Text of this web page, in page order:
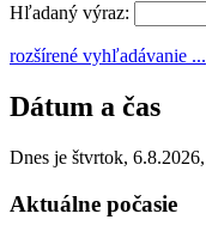
Hľadaný výraz:
rozšírené vyhľadávanie ...
Dátum a čas
Dnes je štvrtok, 6.8.2026,
Aktuálne počasie